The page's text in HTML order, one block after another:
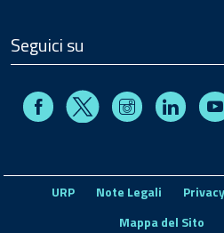
Seguici su
FacebookX Instagram
URP Note Legali Privacy
Mappa del Sito